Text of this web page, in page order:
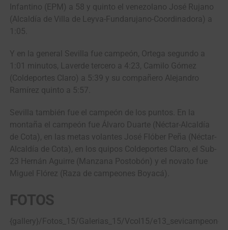
Infantino (EPM) a 58 y quinto el venezolano José Rujano
(Alcaldía de Villa de Leyva-Fundarujano-Coordinadora) a
1:05.
Y en la general Sevilla fue campeón, Ortega segundo a
1:01 minutos, Laverde tercero a 4:23, Camilo Gómez
(Coldeportes Claro) a 5:39 y su compañero Alejandro
Ramírez quinto a 5:57.
Sevilla también fue el campeón de los puntos. En la
montaña el campeón fue Álvaro Duarte (Néctar-Alcaldía
de Cota), en las metas volantes José Flóber Peña (Néctar-
Alcaldía de Cota), en los quipos Coldeportes Claro, el Sub-
23 Hernán Aguirre (Manzana Postobón) y el novato fue
Miguel Flórez (Raza de campeones Boyacá).
FOTOS
{gallery}/Fotos_15/Galerias_15/Vcol15/e13_sevicampeon{/